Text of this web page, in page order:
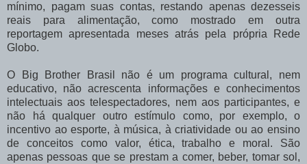
mínimo, pagam suas contas, restando apenas dezesseis
reais para alimentação, como mostrado em outra
reportagem apresentada meses atrás pela própria Rede
Globo.
O Big Brother Brasil não é um programa cultural, nem
educativo, não acrescenta informações e conhecimentos
intelectuais aos telespectadores, nem aos participantes, e
não há qualquer outro estímulo como, por exemplo, o
incentivo ao esporte, à música, à criatividade ou ao ensino
de conceitos como valor, ética, trabalho e moral. São
apenas pessoas que se prestam a comer, beber, tomar sol,